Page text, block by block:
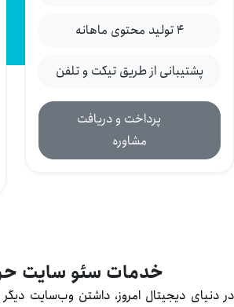
پشتیبانی از طریق تیکت و تلفن
پرداخت و دریافت
مشاوره
خدمات سئو سایت
دنیای دیجیتال امروز، داشتن وب‌سایت دیگر